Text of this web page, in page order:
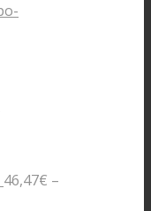
46,47€ –